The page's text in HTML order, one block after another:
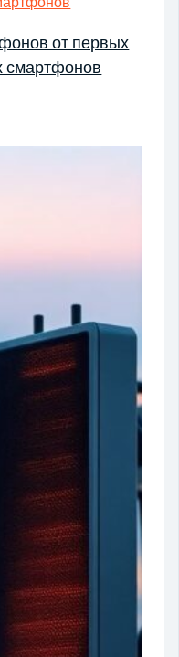
от первых
смартфонов